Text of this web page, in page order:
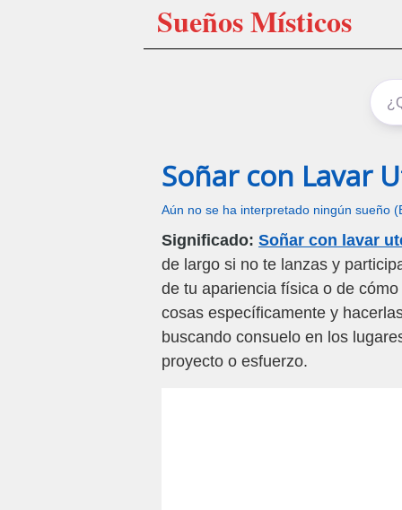
Sueños Místicos
Soñar con Lavar
Aún no se ha interpretado ningún sueño
Significado: Soñar con lavar
de largo si no te lanzas y
de tu apariencia física o de
cosas específicamente y
buscando consuelo en los
proyecto o esfuerzo.